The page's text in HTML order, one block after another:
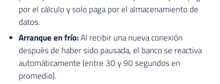
por el cálculo y solo paga por el almacenamiento de
datos.
Arranque en frío:Al recibir una nueva conexión
después de haber sido pausada, el banco se reactiva
automáticamente (entre 30 y 90 segundos en
promedio).